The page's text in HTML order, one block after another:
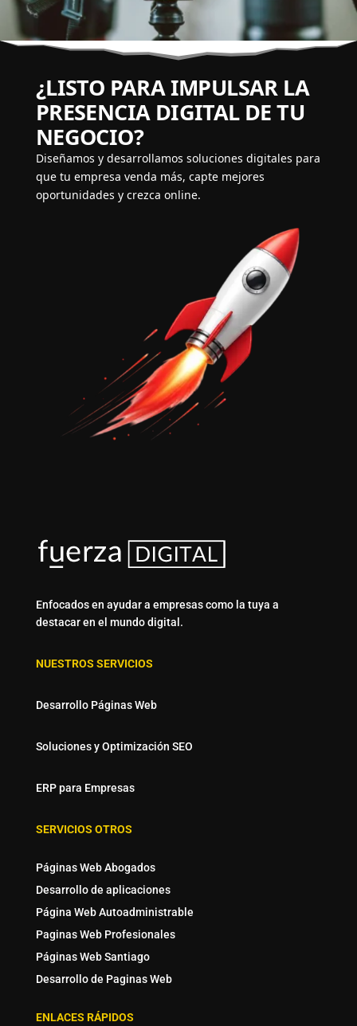
¿LISTO PARA IMPULSAR LA
PRESENCIA DIGITAL DE TU
NEGOCIO?
Diseñamos y desarrollamos soluciones digitales para
que tu empresa venda más, capte mejores
oportunidades y crezca online.
Enfocados en ayudar a empresas como la tuya a
destacar en el mundo digital.
NUESTROS SERVICIOS
Desarrollo Páginas Web
Soluciones y Optimización SEO
ERP para Empresas
SERVICIOS OTROS
Páginas Web Abogados
Desarrollo de aplicaciones
Página Web Autoadministrable
Paginas Web Profesionales
Páginas Web Santiago
Desarrollo de Paginas Web
ENLACES RÁPIDOS